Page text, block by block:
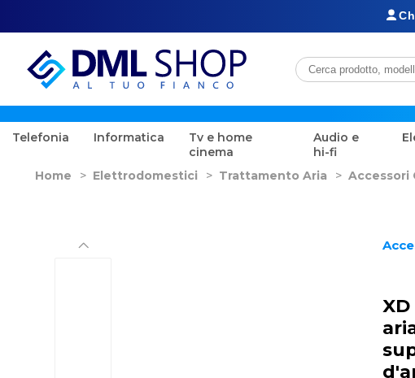
Telefonia Informatica
Tv e home
cinema
Audio e
hi-fi
Home > Elettrodomestici > Trattamento Aria > Accessori